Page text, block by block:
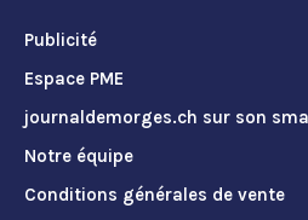
Publicité
Espace PME
journaldemorges.ch sur son
Notre équipe
Conditions générales de vente